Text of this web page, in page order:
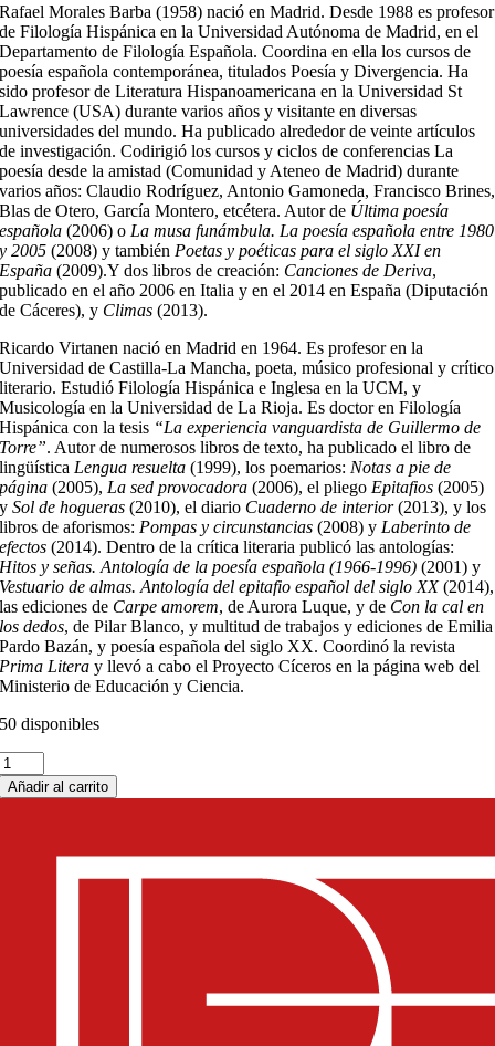
Rafael Morales Barba (1958) nació en Madrid. Desde 1988 es profesor
de Filología Hispánica en la Universidad Autónoma de Madrid, en el
Departamento de Filología Española. Coordina en ella los cursos de
poesía española contemporánea, titulados Poesía y Divergencia. Ha
sido profesor de Literatura Hispanoamericana en la Universidad St
Lawrence (USA) durante varios años y visitante en diversas
universidades del mundo. Ha publicado alrededor de veinte artículos
de investigación. Codirigió los cursos y ciclos de conferencias La
poesía desde la amistad (Comunidad y Ateneo de Madrid) durante
varios años: Claudio Rodríguez, Antonio Gamoneda, Francisco Brines,
Blas de Otero, García Montero, etcétera. Autor de Última poesía
española (2006) o La musa funámbula. La poesía española entre 1980
y 2005 (2008) y también Poetas y poéticas para el siglo XXI en
España (2009).Y dos libros de creación: Canciones de Deriva,
publicado en el año 2006 en Italia y en el 2014 en España (Diputación
de Cáceres), y Climas (2013).
Ricardo Virtanen nació en Madrid en 1964. Es profesor en la
Universidad de Castilla-La Mancha, poeta, músico profesional y crítico
literario. Estudió Filología Hispánica e Inglesa en la UCM, y
Musicología en la Universidad de La Rioja. Es doctor en Filología
Hispánica con la tesis “La experiencia vanguardista de Guillermo de
Torre”. Autor de numerosos libros de texto, ha publicado el libro de
lingüística Lengua resuelta (1999), los poemarios: Notas a pie de
página (2005), La sed provocadora (2006), el pliego Epitafios (2005)
ySol de hogueras (2010), el diario Cuaderno de interior(2013), y los
libros de aforismos: Pompas y circunstancias (2008) y Laberinto de
efectos (2014). Dentro de la crítica literaria publicó las antologías:
Hitos y señas. Antología de la poesía española (1966-1996) (2001) y
Vestuario de almas. Antología del epitafio español del siglo XX(2014),
las ediciones de Carpe amorem, de Aurora Luque, y de Con la cal en
los dedos, de Pilar Blanco, y multitud de trabajos y ediciones de Emilia
Pardo Bazán, y poesía española del siglo XX. Coordinó la revista
Prima Litera y llevó a cabo el Proyecto Cíceros en la página web del
Ministerio de Educación y Ciencia.
50 disponibles
Añadir al carrito